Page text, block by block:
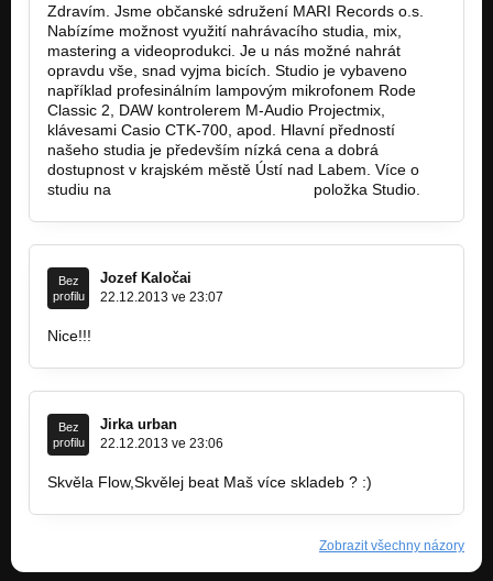
Zdravím. Jsme občanské sdružení MARI Records o.s.
Nabízíme možnost využití nahrávacího studia, mix,
mastering a videoprodukci. Je u nás možné nahrát
opravdu vše, snad vyjma bicích. Studio je vybaveno
například profesinálním lampovým mikrofonem Rode
Classic 2, DAW kontrolerem M-Audio Projectmix,
klávesami Casio CTK-700, apod. Hlavní předností
našeho studia je především nízká cena a dobrá
dostupnost v krajském městě Ústí nad Labem. Více o
studiu na
položka Studio.
Bez
profilu
Jozef Kaločai
22.12.2013 ve 23:07
Nice!!!
Bez
profilu
Jirka urban
22.12.2013 ve 23:06
Skvěla Flow,Skvělej beat Maš více skladeb ? :)
Zobrazit všechny názory